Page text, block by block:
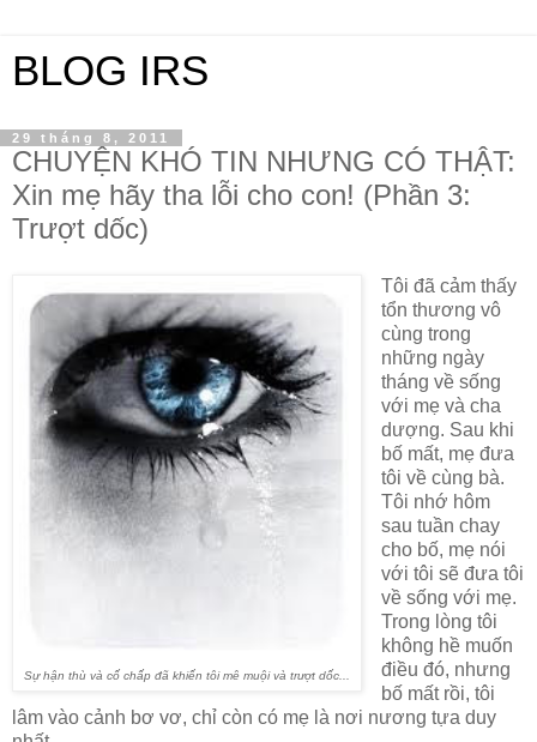
BLOG IRS
29 tháng 8, 2011
CHUYỆN KHÓ TIN NHƯNG CÓ THẬT:
Xin mẹ hãy tha lỗi cho con! (Phần 3:
Trượt dốc)
Sự hận thù và cố chấp đã khiến tôi mê muội và trượt dốc...
Tôi đã cảm thấy
tổn thương vô
cùng trong
những ngày
tháng về sống
với mẹ và cha
dượng. Sau khi
bố mất, mẹ đưa
tôi về cùng bà.
Tôi nhớ hôm
sau tuần chay
cho bố, mẹ nói
với tôi sẽ đưa tôi
về sống với mẹ.
Trong lòng tôi
không hề muốn
điều đó, nhưng
bố mất rồi, tôi
lâm vào cảnh bơ vơ, chỉ còn có mẹ là nơi nương tựa duy